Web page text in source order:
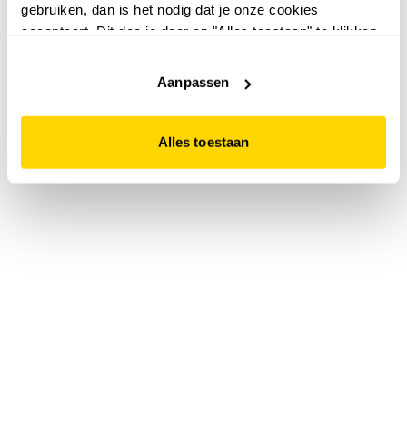
gebruiken, dan is het nodig dat je onze cookies
accepteert. Dit doe je door op "Alles toestaan" te klikken.
website niet optimaal functioneert.
Aanpassen
Alles toestaan